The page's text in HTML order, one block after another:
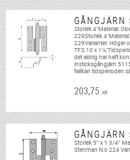
GÅNGJÄRN
Storlek 4"Material:
229Storlek
229Varianter: Höger
TFS 10 x
det aldrig har haft
insticksgångjärn
fallkan tidsperioden
203,75 KR
GÅNGJÄRN
Storlek 5” x 1 3/4”
Stenman N:o 224